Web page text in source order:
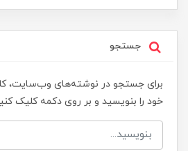
جستجو
برای جستجو در نوشته‌های وب‌سایت،
خود را بنویسید و بر روی دکمه کلیک